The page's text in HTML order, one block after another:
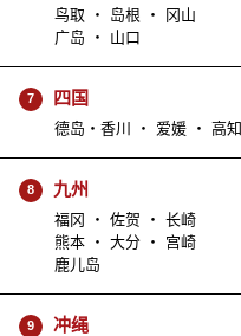
鸟取 ・ 岛根 ・ 冈山
广岛 ・ 山口
7 四国
德岛・香川 ・ 爱媛 ・ 高知
8 九州
福冈 ・ 佐贺 ・ 长崎
熊本 ・ 大分 ・ 宫崎
鹿儿岛
9 冲绳